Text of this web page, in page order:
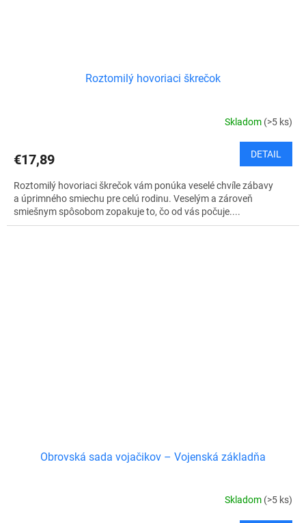
Roztomilý hovoriaci škrečok
Skladom (>5 ks)
€17,89 DETAIL
Roztomilý hovoriaci škrečok vám ponúka veselé chvíle zábavy
a úprimného smiechu pre celú rodinu. Veselým a zároveň
smiešnym spôsobom zopakuje to, čo od vás počuje....
Obrovská sada vojačikov – Vojenská základňa
Skladom (>5 ks)